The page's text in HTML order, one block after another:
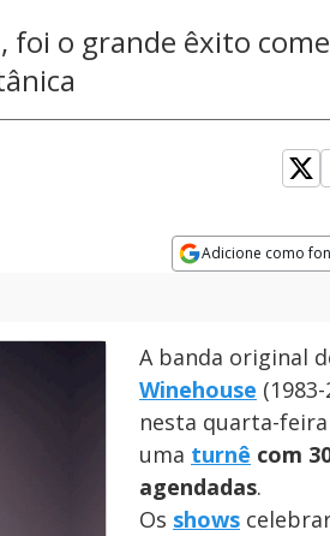
foi o grande êxito
Adicione como
A banda original
Winehouse
nesta quarta-
uma turnê com
agendadas.
Os shows